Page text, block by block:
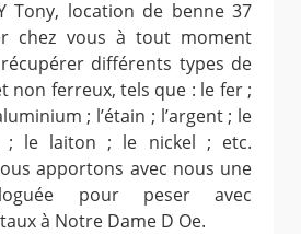
Tony, location de benne 37
chez vous à tout moment
différents types de
non ferreux, tels que : le fer ;
; l’étain ; l’argent ; le
; le laiton ; le nickel ; etc.
apportons avec nous une
pour peser avec
à Notre Dame D Oe.